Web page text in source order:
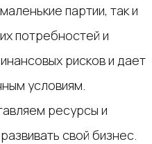
партии, так и
потребностей и
рисков и дает
условиям.
ресурсы и
свой бизнес.